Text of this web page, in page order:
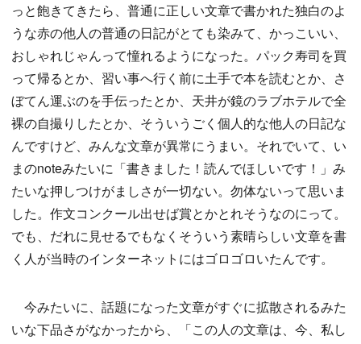
っと飽きてきたら、普通に正しい文章で書かれた独白のよ
うな赤の他人の普通の日記がとても染みて、かっこいい、
おしゃれじゃんって憧れるようになった。パック寿司を買
って帰るとか、習い事へ行く前に土手で本を読むとか、さ
ぼてん運ぶのを手伝ったとか、天井が鏡のラブホテルで全
裸の自撮りしたとか、そういうごく個人的な他人の日記な
んですけど、みんな文章が異常にうまい。それでいて、い
まのnoteみたいに「書きました！読んでほしいです！」み
たいな押しつけがましさが一切ない。勿体ないって思いま
した。作文コンクール出せば賞とかとれそうなのにって。
でも、だれに見せるでもなくそういう素晴らしい文章を書
く人が当時のインターネットにはゴロゴロいたんです。
今みたいに、話題になった文章がすぐに拡散されるみた
いな下品さがなかったから、「この人の文章は、今、私し